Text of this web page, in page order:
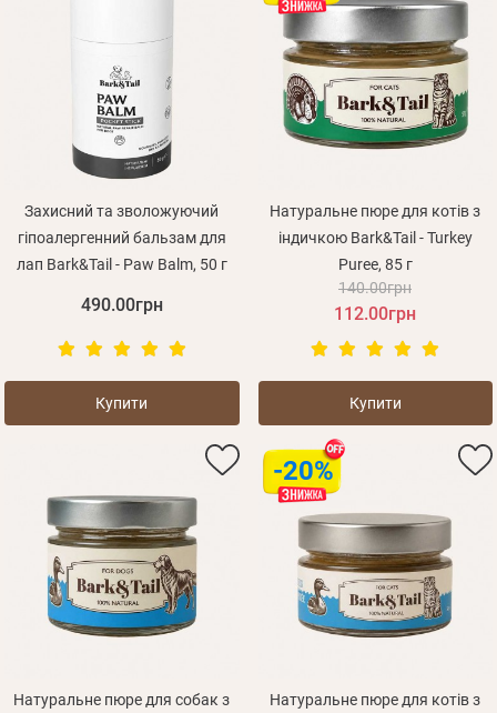
Захисний та зволожуючий
гіпоалергенний бальзам для
лап Bark&Tail - Paw Balm, 50 г
490.00грн
Купити
Натуральне пюре для котів з
індичкою Bark&Tail - Turkey
Puree, 85 г
140.00грн
112.00грн
Купити
Натуральне пюре для собак з
-20%
Натуральне пюре для котів з